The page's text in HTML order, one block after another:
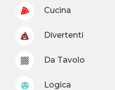
Cucina
Divertenti
Da Tavolo
Logica